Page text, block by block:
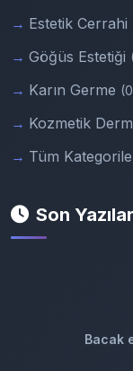
Estetik Cerrahi
Göğüs Estetiği
Karın Germe
Kozmetik
Tüm
Son Yazılar
Bacak